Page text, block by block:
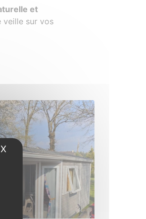
et
veille sur vos
X Masquer le bandeau des cookies